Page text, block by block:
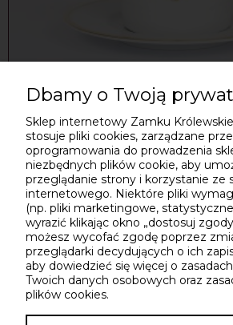
Elegancka filiżanka z cyfrą
Zamek Królewski
119,00 zł
Do koszyka
MOJE KONTO
Dbamy o Twoją
Sklep internetowy Zamku
stosuje pliki cookies, zarządzane
oprogramowania do prowadzenia
niezbędnych plików cookie, aby
przeglądanie strony i korzystanie ze
internetowego. Niektóre pliki
(np. pliki marketingowe,
wyrazić klikając okno „dostosuj
możesz wycofać zgodę poprzez
przeglądarki decydujących o ich
aby dowiedzieć się więcej o
Twoich danych osobowych oraz
plików cookies.